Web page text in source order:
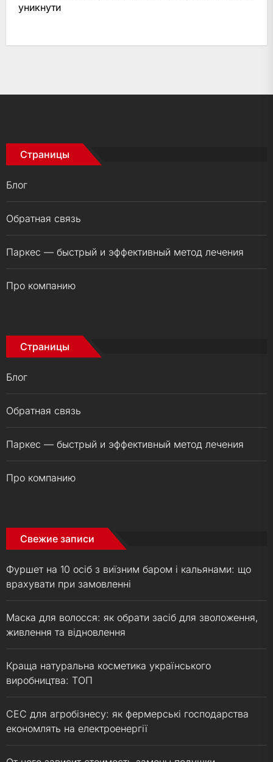
уникнути
Страницы
Блог
Обратная связь
Паркес — быстрый и эффективный метод лечения
Про компанию
Страницы
Блог
Обратная связь
Паркес — быстрый и эффективный метод лечения
Про компанию
Свежие записи
Фуршет на 10 осіб з виїзним баром і кальянами: що
врахувати при замовленні
Маска для волосся: як обрати засіб для зволоження,
живлення та відновлення
Краща натуральна косметика українського
виробництва: ТОП
СЕС для агробізнесу: як фермерські господарства
економлять на електроенергії